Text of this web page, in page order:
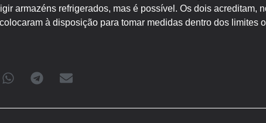
armazéns refrigerados, mas é possível. Os dois acreditam,
à disposição para tomar medidas dentro dos limites